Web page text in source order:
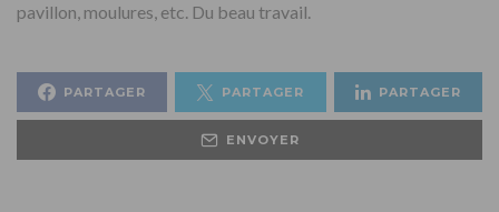
pavillon, moulures, etc. Du beau travail.
PARTAGER PARTAGER PARTAGER
ENVOYER